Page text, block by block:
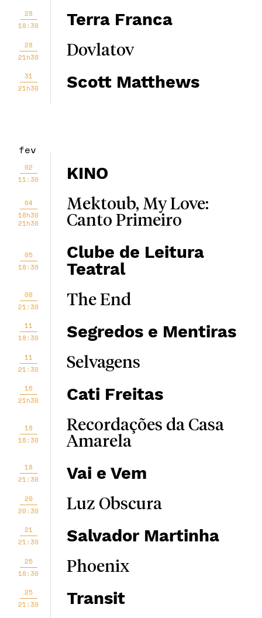
28
18:30
Terra Franca
28
21h30
Dovlatov
31
21h30
Scott Matthews
fev
02
11:30
KINO
04
18h30
21h30
Mektoub, My Love:
Canto Primeiro
05
18:30
Clube de Leitura
Teatral
08
21:30
The End
11
18:30
Segredos e Mentiras
11
21:30
Selvagens
16
21h30
Cati Freitas
18
18:30
Recordações da Casa
Amarela
18
21:30
Vai e Vem
20
20:30
Luz Obscura
21
21:30
Salvador Martinha
25
18:30
Phoenix
25
21:30
Transit